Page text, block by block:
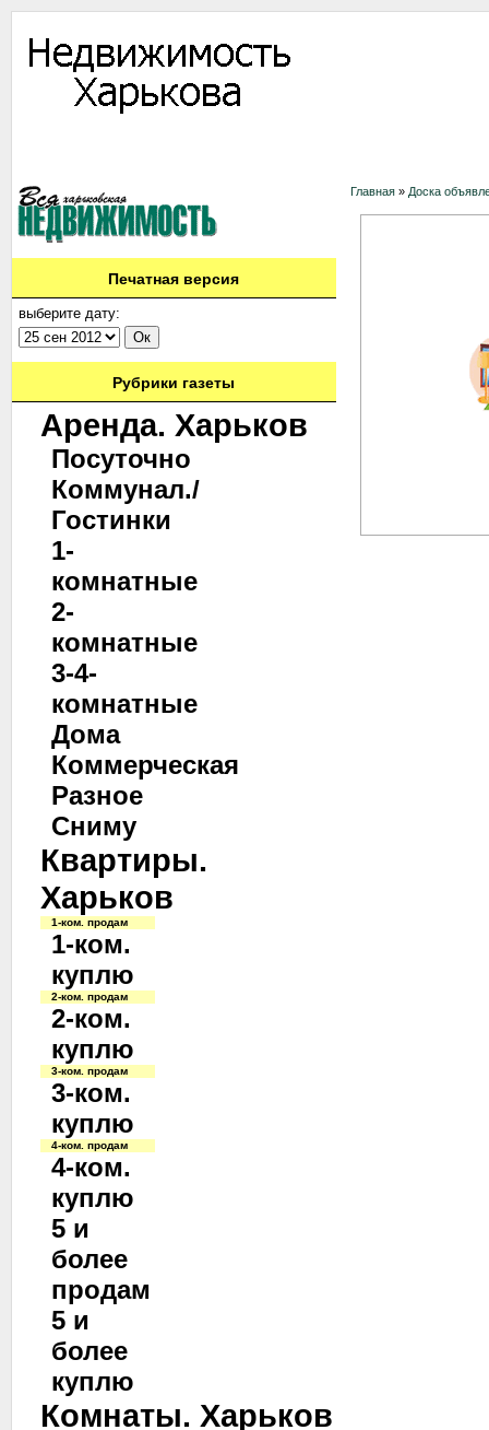
Печатная версия
выберите дату:
Рубрики газеты
Аренда. Харьков
Посуточно
Коммунал./
Гостинки
1-
комнатные
2-
комнатные
3-4-
комнатные
Дома
Коммерческая
Разное
Сниму
Квартиры.
Харьков
1-ком. продам
1-ком.
куплю
2-ком. продам
2-ком.
куплю
3-ком. продам
3-ком.
куплю
4-ком. продам
4-ком.
куплю
5 и
более
продам
5 и
более
куплю
Комнаты. Харьков
Главная » Доска